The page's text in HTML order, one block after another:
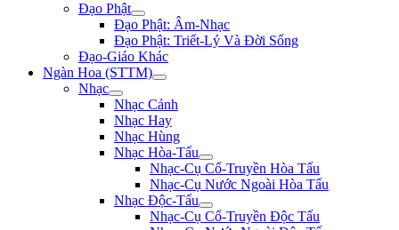
Đạo Phật
Đạo Phật: Âm-Nhạc
Đạo Phật: Triết-Lý Và Đời Sống
Đạo-Giáo Khác
Ngàn Hoa (STTM)
Nhạc
Nhạc Cảnh
Nhạc Hay
Nhạc Hùng
Nhạc Hòa-Tấu
Nhạc-Cụ Cổ-Truyền Hòa Tấu
Nhạc-Cụ Nước Ngoài Hòa Tấu
Nhạc Độc-Tấu
Nhạc-Cụ Cổ-Truyền Độc Tấu